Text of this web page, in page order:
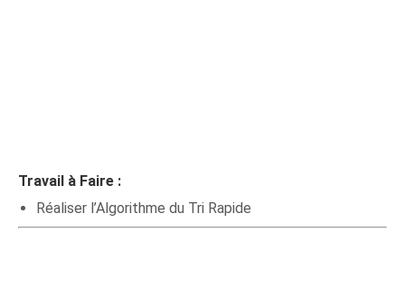
Travail à Faire :
Réaliser l’Algorithme du Tri Rapide